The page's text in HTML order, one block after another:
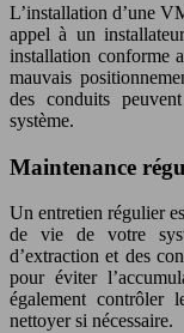
L’installation d’une
appel à un
installation conforme
mauvais
des conduits
système.
Maintenance
Un entretien régulier
de vie de votre
d’extraction et des
pour éviter
également contrôler
nettoyer si nécessaire.